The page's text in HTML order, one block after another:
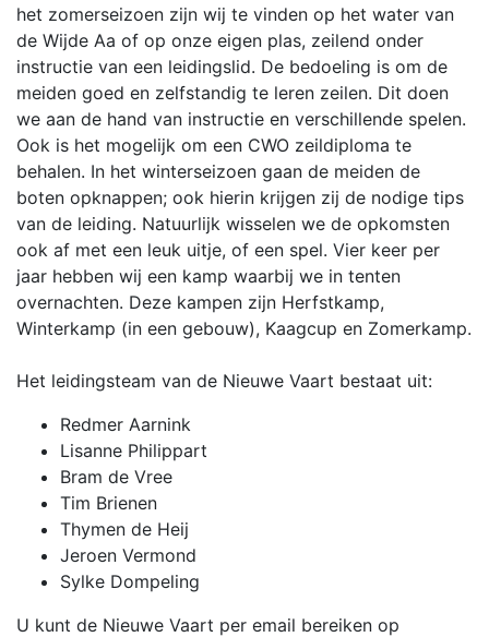
het zomerseizoen zijn wij te vinden op het water van
de Wijde Aa of op onze eigen plas, zeilend onder
instructie van een leidingslid. De bedoeling is om de
meiden goed en zelfstandig te leren zeilen. Dit doen
we aan de hand van instructie en verschillende spelen.
Ook is het mogelijk om een CWO zeildiploma te
behalen. In het winterseizoen gaan de meiden de
boten opknappen; ook hierin krijgen zij de nodige tips
van de leiding. Natuurlijk wisselen we de opkomsten
ook af met een leuk uitje, of een spel. Vier keer per
jaar hebben wij een kamp waarbij we in tenten
overnachten. Deze kampen zijn Herfstkamp,
Winterkamp (in een gebouw), Kaagcup en Zomerkamp.
Het leidingsteam van de Nieuwe Vaart bestaat uit:
Redmer Aarnink
Lisanne Philippart
Bram de Vree
Tim Brienen
Thymen de Heij
Jeroen Vermond
Sylke Dompeling
U kunt de Nieuwe Vaart per email bereiken op